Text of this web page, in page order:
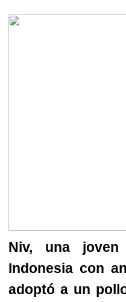
Niv, una joven
Indonesia con
adoptó a un